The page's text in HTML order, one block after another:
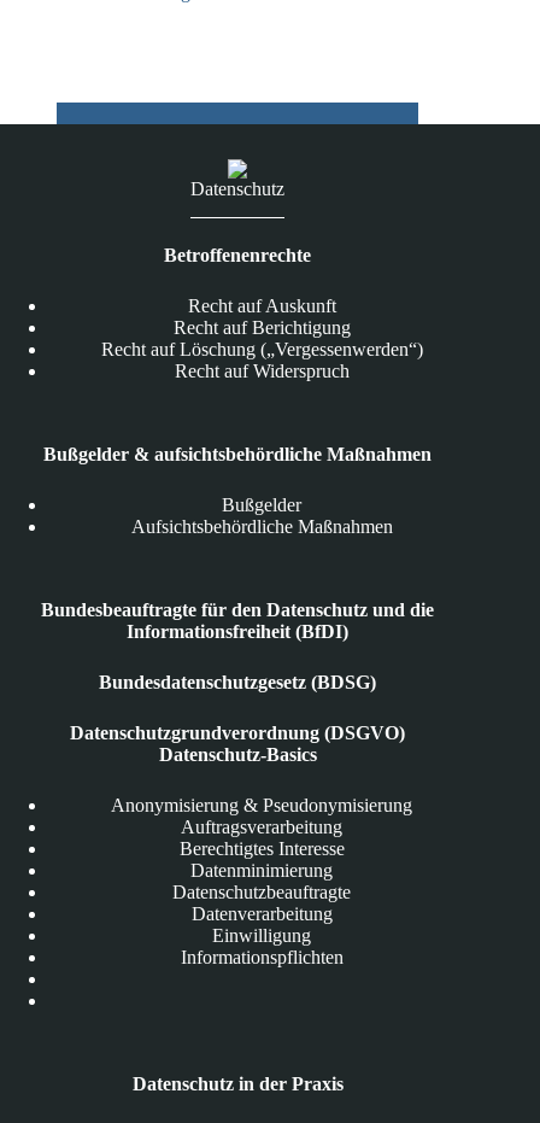
Datenschutz
Betroffenenrechte
Recht auf Auskunft
Recht auf Berichtigung
Recht auf Löschung („Vergessenwerden“)
Recht auf Widerspruch
Bußgelder & aufsichtsbehördliche Maßnahmen
Bußgelder
Aufsichtsbehördliche Maßnahmen
Bundesbeauftragte für den Datenschutz und die
Informationsfreiheit (BfDI)
Bundesdatenschutzgesetz (BDSG)
Datenschutzgrundverordnung (DSGVO)
Datenschutz-Basics
Anonymisierung & Pseudonymisierung
Auftragsverarbeitung
Berechtigtes Interesse
Datenminimierung
Datenschutzbeauftragte
Datenverarbeitung
Einwilligung
Informationspflichten
Datenschutz in der Praxis